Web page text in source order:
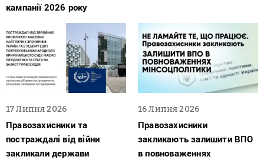
кампанії 2026 року
17 Липня 2026
Правозахисники та
постраждалі від війни
закликали держави
16 Липня 2026
Правозахисники
закликають залишити ВПО
в повноваженнях